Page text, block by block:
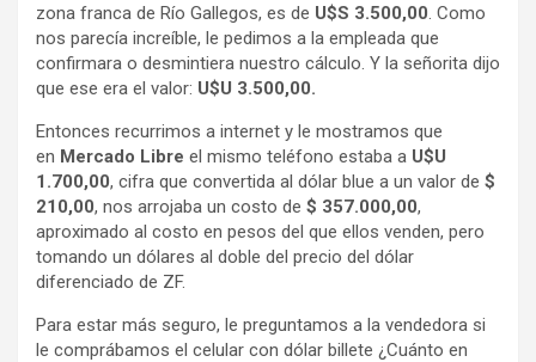
zona franca de Río Gallegos, es de U$S 3.500,00. Como
nos parecía increíble, le pedimos a la empleada que
confirmara o desmintiera nuestro cálculo. Y la señorita dijo
que ese era el valor: U$U 3.500,00.
Entonces recurrimos a internet y le mostramos que
en Mercado Libre el mismo teléfono estaba a U$U
1.700,00, cifra que convertida al dólar blue a un valor de $
210,00, nos arrojaba un costo de $ 357.000,00,
aproximado al costo en pesos del que ellos venden, pero
tomando un dólares al doble del precio del dólar
diferenciado de ZF.
Para estar más seguro, le preguntamos a la vendedora si
le comprábamos el celular con dólar billete ¿Cuánto en